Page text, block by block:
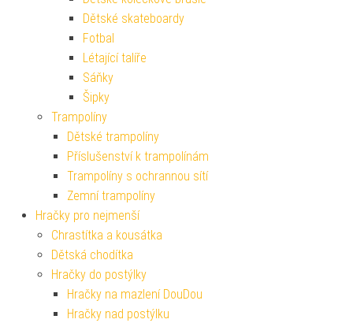
Dětské skateboardy
Fotbal
Létající talíře
Sáňky
Šipky
Trampolíny
Dětské trampolíny
Příslušenství k trampolínám
Trampolíny s ochrannou sítí
Zemní trampolíny
Hračky pro nejmenší
Chrastítka a kousátka
Dětská chodítka
Hračky do postýlky
Hračky na mazlení DouDou
Hračky nad postýlku